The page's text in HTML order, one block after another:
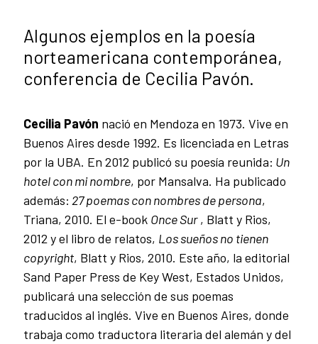
Algunos ejemplos en la poesía
norteamericana contemporánea,
conferencia de Cecilia Pavón.
Cecilia Pavón nació en Mendoza en 1973. Vive en
Buenos Aires desde 1992. Es licenciada en Letras
por la UBA. En 2012 publicó su poesía reunida: Un
hotel con mi nombre, por Mansalva. Ha publicado
además: 27 poemas con nombres de persona,
Triana, 2010. El e-book Once Sur, Blatt y Rios,
2012 y el libro de relatos, Los sueños no tienen
copyright, Blatt y Rios, 2010. Este año, la editorial
Sand Paper Press de Key West, Estados Unidos,
publicará una selección de sus poemas
traducidos al inglés. Vive en Buenos Aires, donde
trabaja como traductora literaria del alemán y del